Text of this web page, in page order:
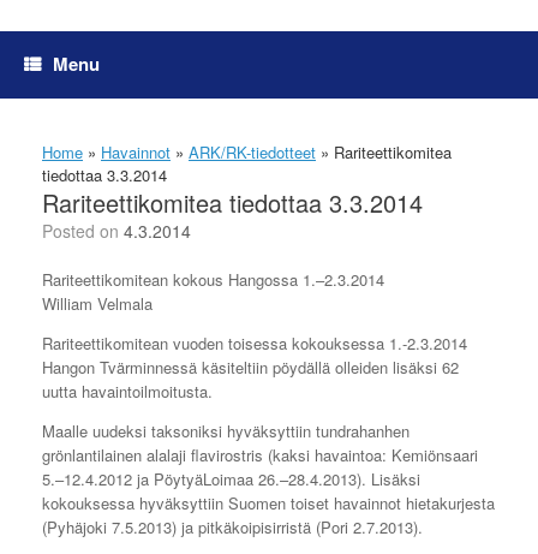
Menu
Home » Havainnot » ARK/RK-tiedotteet » Rariteettikomitea
tiedottaa 3.3.2014
Rariteettikomitea tiedottaa 3.3.2014
Posted on 4.3.2014
Rariteettikomitean kokous Hangossa 1.–2.3.2014
William Velmala
Rariteettikomitean vuoden toisessa kokouksessa 1.-2.3.2014
Hangon Tvärminnessä käsiteltiin pöydällä olleiden lisäksi 62
uutta havaintoilmoitusta.
Maalle uudeksi taksoniksi hyväksyttiin tundrahanhen
grönlantilainen alalaji flavirostris (kaksi havaintoa: Kemiönsaari
5.–12.4.2012 ja PöytyäLoimaa 26.–28.4.2013). Lisäksi
kokouksessa hyväksyttiin Suomen toiset havainnot hietakurjesta
(Pyhäjoki 7.5.2013) ja pitkäkoipisirristä (Pori 2.7.2013).